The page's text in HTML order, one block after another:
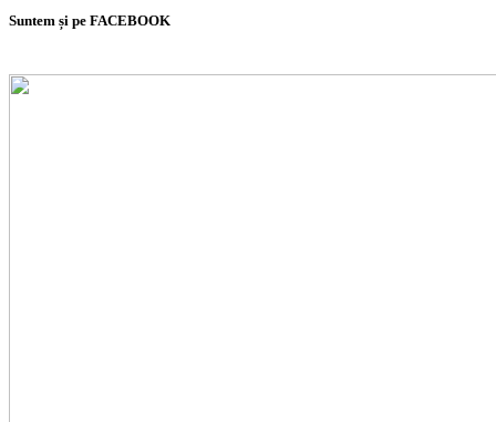
Suntem și pe FACEBOOK